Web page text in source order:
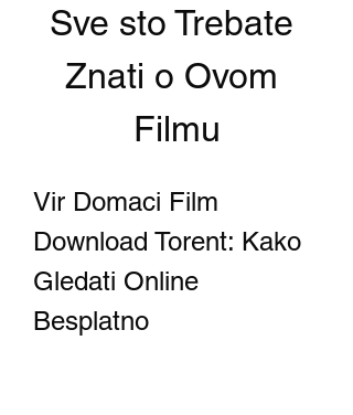
Sve sto Trebate
Znati o Ovom
Filmu
Vir Domaci Film
Download Torent: Kako
Gledati Online
Besplatno